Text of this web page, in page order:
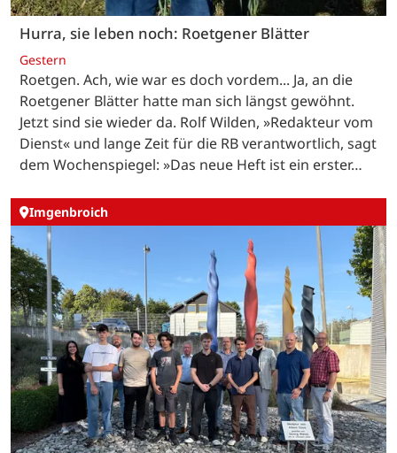
Hurra, sie leben noch: Roetgener Blätter
Gestern
Roetgen. Ach, wie war es doch vordem... Ja, an die
Roetgener Blätter hatte man sich längst gewöhnt.
Jetzt sind sie wieder da. Rolf Wilden, »Redakteur vom
Dienst« und lange Zeit für die RB verantwortlich, sagt
dem Wochenspiegel: »Das neue Heft ist ein erster…
Imgenbroich